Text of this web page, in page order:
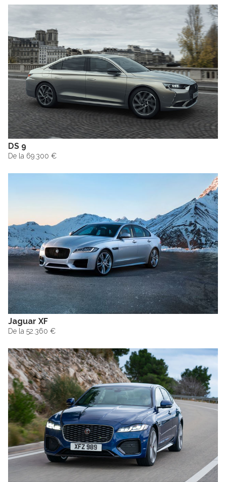
DS 9
De la 69.300 €
Jaguar XF
De la 52.360 €